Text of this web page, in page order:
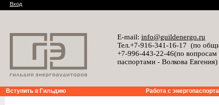
Вход
E-mail: info@guildenergo.ru
Тел.+7-916-341-16-17 (по
+7-996-443-22-46(по
паспортами - Волкова Евгения)
Вступить в Гильдию Работа с